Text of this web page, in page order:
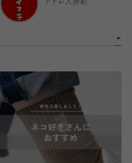
アトレ大井町